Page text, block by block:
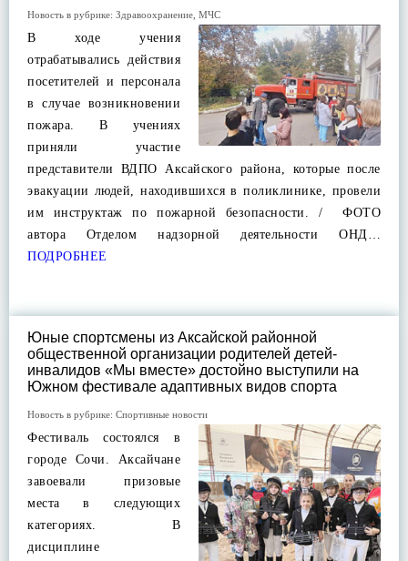
Новость в рубрике: Здравоохранение МЧС
В ходе учения
отрабатывались действия
посетителей и персонала
в случае возникновении
пожара. В учениях
приняли участие
представители ВДПО Аксайского района, которые после
эвакуации людей, находившихся в поликлинике, провели
им инструктаж по пожарной безопасности. / ФОТО
автора Отделом надзорной деятельности ОНД…
ПОДРОБНЕЕ
Юные спортсмены из Аксайской районной
общественной организации родителей детей-
инвалидов «Мы вместе» достойно выступили на
Южном фестивале адаптивных видов спорта
Новость в рубрике: Спортивные новости
Фестиваль состоялся в
городе Сочи. Аксайчане
завоевали призовые
места в следующих
категориях. В
дисциплине